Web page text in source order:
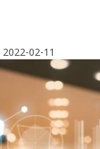
2022-02-11